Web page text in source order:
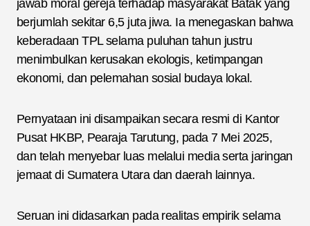
jawab moral gereja terhadap masyarakat Batak yang
berjumlah sekitar 6,5 juta jiwa. Ia menegaskan bahwa
keberadaan TPL selama puluhan tahun justru
menimbulkan kerusakan ekologis, ketimpangan
ekonomi, dan pelemahan sosial budaya lokal.
Pernyataan ini disampaikan secara resmi di Kantor
Pusat HKBP, Pearaja Tarutung, pada 7 Mei 2025,
dan telah menyebar luas melalui media serta jaringan
jemaat di Sumatera Utara dan daerah lainnya.
Seruan ini didasarkan pada realitas empirik selama